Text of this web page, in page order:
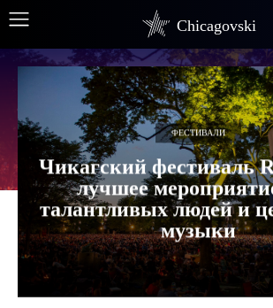
Chicagovski
ФЕСТИВАЛИ
Чикагский фестиваль
лучшее
талантливых людей и
музыки